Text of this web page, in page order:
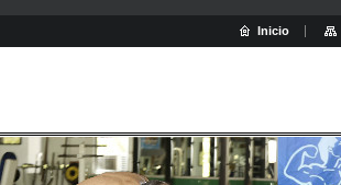
Inicio